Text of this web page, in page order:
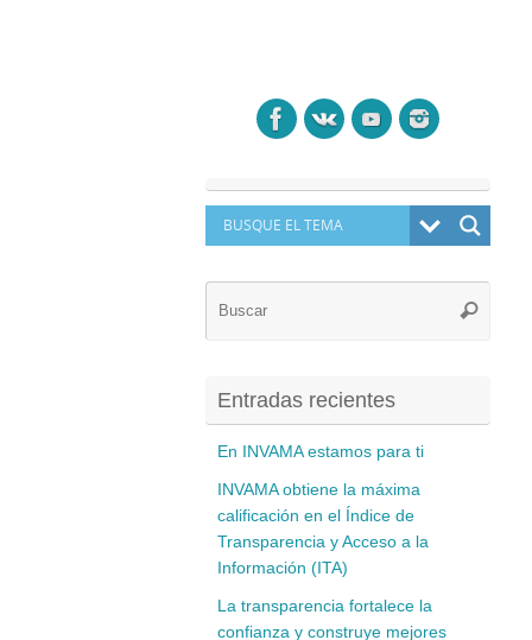
Buscar
Entradas recientes
En INVAMA estamos para ti
INVAMA obtiene la máxima
calificación en el Índice de
Transparencia y Acceso a la
Información (ITA)
La transparencia fortalece la
confianza y construye mejores